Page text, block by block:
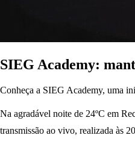
SIEG Academy:
Conheça a SIEG Academy, uma
Na agradável noite de 24ºC em
transmissão ao vivo, realizada às